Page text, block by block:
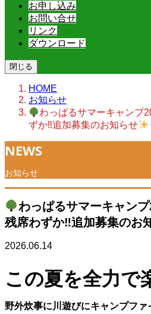
お申し込み
お問い合せ
リンク
ダウンロード
閉じる
HOME
お知らせ
わっぱるサマーキャンプ
ずか‼追加募集のお知らせ
NEWS
お知らせ
わっぱるサマーキャン
残席わずか‼追加募集のお
2026.06.14
この夏を全力で
野外炊事に川遊びにキャンプファ